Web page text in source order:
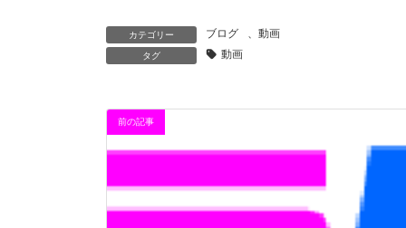
カテゴリー ブログ 動画
タグ 動画
前の記事